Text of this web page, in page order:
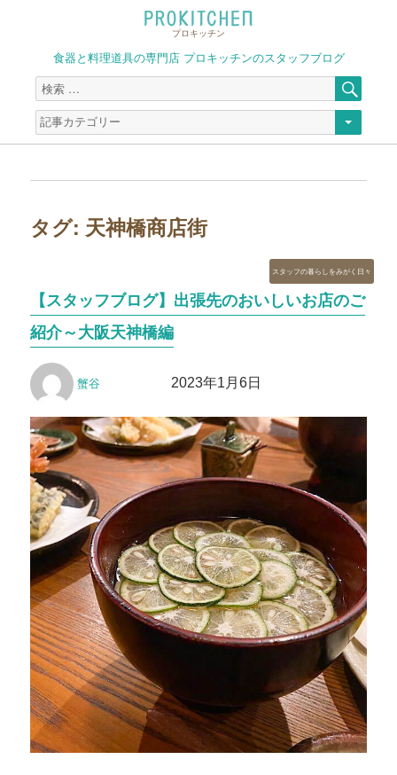
プロキッチン
食器と料理道具の専門店 プロキッチンのスタッフブログ
検
索
対
象:
索
タグ: 天神橋商店街
【スタッフブログ】出張先のおいしいお店のご
紹介～大阪天神橋編
稿蟹谷稿
2023年1月6日
カ
テ
ゴ
スタッフの暮らしをみがく日々